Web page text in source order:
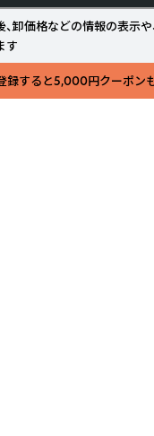
、卸価格などの情報の表示
す
登録すると5,000円クーポン